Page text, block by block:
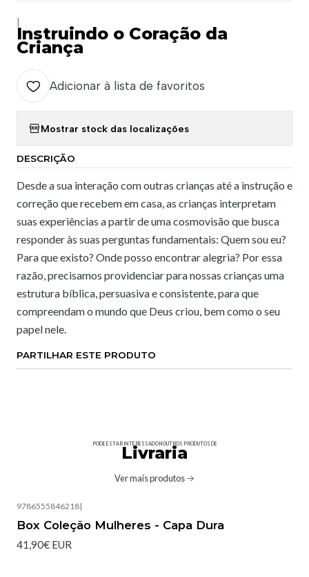
Instruindo o Coração da
Criança
Adicionar à lista de favoritos
Mostrar stock das localizações
DESCRIÇÃO
Desde a sua interação com outras crianças até a instrução e
correção que recebem em casa, as crianças interpretam
suas experiências a partir de uma cosmovisão que busca
responder às suas perguntas fundamentais: Quem sou eu?
Para que existo? Onde posso encontrar alegria? Por essa
razão, precisamos providenciar para nossas crianças uma
estrutura bíblica, persuasiva e consistente, para que
compreendam o mundo que Deus criou, bem como o seu
papel nele.
PARTILHAR ESTE PRODUTO
PODE ESTAR INTERESSADO NOUTROS PRODUTOS DE
Livraria
Ver mais produtos
9786555846218|
Box Coleção Mulheres - Capa Dura
41,90€ EUR